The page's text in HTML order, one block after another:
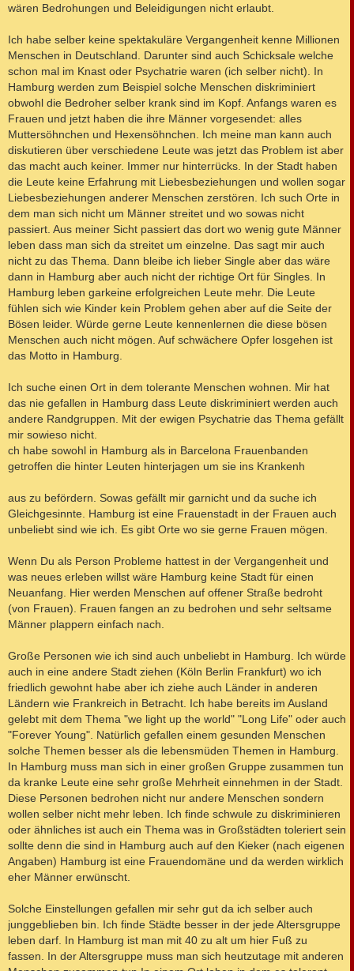
wären Bedrohungen und Beleidigungen nicht erlaubt.
Ich habe selber keine spektakuläre Vergangenheit kenne Millionen
Menschen in Deutschland. Darunter sind auch Schicksale welche
schon mal im Knast oder Psychatrie waren (ich selber nicht). In
Hamburg werden zum Beispiel solche Menschen diskriminiert
obwohl die Bedroher selber krank sind im Kopf. Anfangs waren es
Frauen und jetzt haben die ihre Männer vorgesendet: alles
Muttersöhnchen und Hexensöhnchen. Ich meine man kann auch
diskutieren über verschiedene Leute was jetzt das Problem ist aber
das macht auch keiner. Immer nur hinterrücks. In der Stadt haben
die Leute keine Erfahrung mit Liebesbeziehungen und wollen sogar
Liebesbeziehungen anderer Menschen zerstören. Ich such Orte in
dem man sich nicht um Männer streitet und wo sowas nicht
passiert. Aus meiner Sicht passiert das dort wo wenig gute Männer
leben dass man sich da streitet um einzelne. Das sagt mir auch
nicht zu das Thema. Dann bleibe ich lieber Single aber das wäre
dann in Hamburg aber auch nicht der richtige Ort für Singles. In
Hamburg leben garkeine erfolgreichen Leute mehr. Die Leute
fühlen sich wie Kinder kein Problem gehen aber auf die Seite der
Bösen leider. Würde gerne Leute kennenlernen die diese bösen
Menschen auch nicht mögen. Auf schwächere Opfer losgehen ist
das Motto in Hamburg.
Ich suche einen Ort in dem tolerante Menschen wohnen. Mir hat
das nie gefallen in Hamburg dass Leute diskriminiert werden auch
andere Randgruppen. Mit der ewigen Psychatrie das Thema gefällt
mir sowieso nicht.
ch habe sowohl in Hamburg als in Barcelona Frauenbanden
getroffen die hinter Leuten hinterjagen um sie ins Krankenh
aus zu befördern. Sowas gefällt mir garnicht und da suche ich
Gleichgesinnte. Hamburg ist eine Frauenstadt in der Frauen auch
unbeliebt sind wie ich. Es gibt Orte wo sie gerne Frauen mögen.
Wenn Du als Person Probleme hattest in der Vergangenheit und
was neues erleben willst wäre Hamburg keine Stadt für einen
Neuanfang. Hier werden Menschen auf offener Straße bedroht
(von Frauen). Frauen fangen an zu bedrohen und sehr seltsame
Männer plappern einfach nach.
Große Personen wie ich sind auch unbeliebt in Hamburg. Ich würde
auch in eine andere Stadt ziehen (Köln Berlin Frankfurt) wo ich
friedlich gewohnt habe aber ich ziehe auch Länder in anderen
Ländern wie Frankreich in Betracht. Ich habe bereits im Ausland
gelebt mit dem Thema "we light up the world" "Long Life" oder auch
"Forever Young". Natürlich gefallen einem gesunden Menschen
solche Themen besser als die lebensmüden Themen in Hamburg.
In Hamburg muss man sich in einer großen Gruppe zusammen tun
da kranke Leute eine sehr große Mehrheit einnehmen in der Stadt.
Diese Personen bedrohen nicht nur andere Menschen sondern
wollen selber nicht mehr leben. Ich finde schwule zu diskriminieren
oder ähnliches ist auch ein Thema was in Großstädten toleriert sein
sollte denn die sind in Hamburg auch auf den Kieker (nach eigenen
Angaben) Hamburg ist eine Frauendomäne und da werden wirklich
eher Männer erwünscht.
Solche Einstellungen gefallen mir sehr gut da ich selber auch
junggeblieben bin. Ich finde Städte besser in der jede Altersgruppe
leben darf. In Hamburg ist man mit 40 zu alt um hier Fuß zu
fassen. In der Altersgruppe muss man sich heutzutage mit anderen